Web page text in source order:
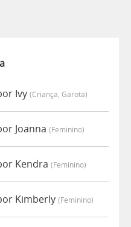
Ivy (criança, Garota)
Joanna (feminino)
Kendra (feminino)
Kimberly (feminino)